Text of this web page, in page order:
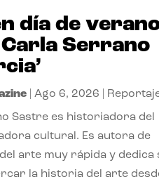
día de
Serrano
| Ago 6, 2026
Sastre es historiadora del
cultural. Es autora de
arte muy rápida y dedica
la historia del arte